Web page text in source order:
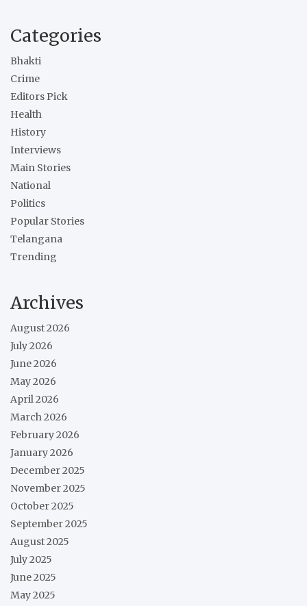
Categories
Bhakti
Crime
Editors Pick
Health
History
Interviews
Main Stories
National
Politics
Popular Stories
Telangana
Trending
Archives
August 2026
July 2026
June 2026
May 2026
April 2026
March 2026
February 2026
January 2026
December 2025
November 2025
October 2025
September 2025
August 2025
July 2025
June 2025
May 2025